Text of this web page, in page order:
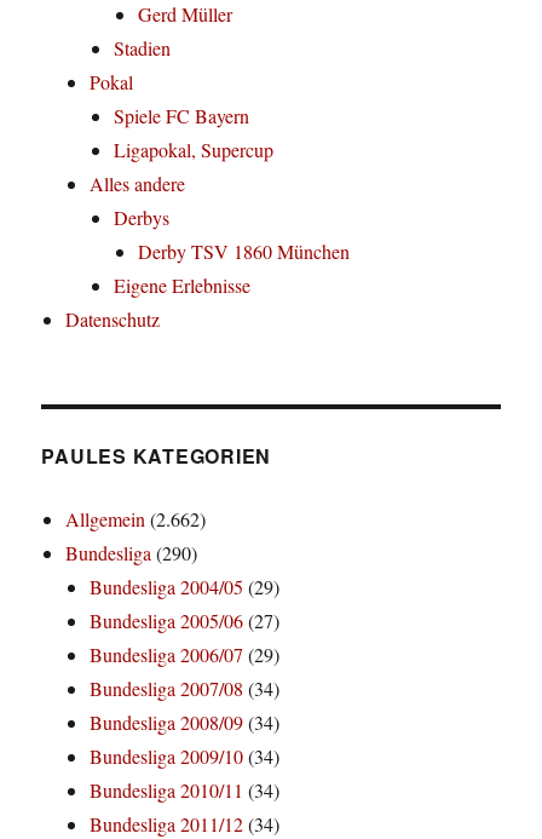
Gerd Müller
Stadien
Pokal
Spiele FC Bayern
Ligapokal, Supercup
Alles andere
Derbys
Derby TSV 1860 München
Eigene Erlebnisse
Datenschutz
PAULES KATEGORIEN
Allgemein(2.662)
Bundesliga(290)
Bundesliga 2004/05 (29)
Bundesliga 2005/06(27)
Bundesliga 2006/07 (29)
Bundesliga 2007/08 (34)
Bundesliga 2008/09(34)
Bundesliga 2009/10(34)
Bundesliga 2010/11 (34)
Bundesliga 2011/12(34)